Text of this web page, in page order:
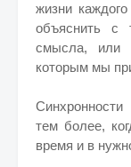
жизни
объяснить с
смысла, или
которым мы
тем более,
время и в